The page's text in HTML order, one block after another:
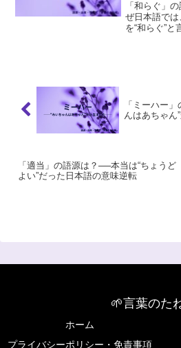
「和らぐ」
ぜ日本語では
を“和らぐ”
「ミーハー
んはあちゃん
「適当」の語源は？──本当は“ちょうど
よい”だった日本語の意味逆転
🌱言葉のた
ホーム
プライバシーポリシー・免責事項